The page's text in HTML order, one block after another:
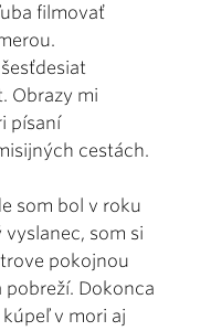
filmovať
Obrazy mi
písaní
cestách.
som bol v roku
som si
pokojnou
pobreží. Dokonca
v mori aj